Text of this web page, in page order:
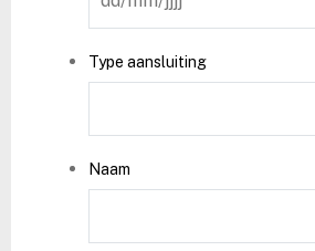
Type aansluiting
Naam